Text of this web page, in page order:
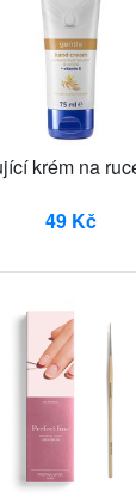
krém na
49 Kč